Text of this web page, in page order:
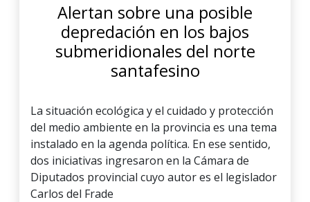
Alertan sobre una posible
depredación en los bajos
submeridionales del norte
santafesino
La situación ecológica y el cuidado y protección
del medio ambiente en la provincia es una tema
instalado en la agenda política. En ese sentido,
dos iniciativas ingresaron en la Cámara de
Diputados provincial cuyo autor es el legislador
Carlos del Frade